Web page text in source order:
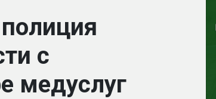
с
медуслуг